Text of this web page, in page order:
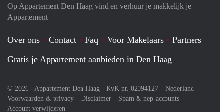
Op Appartement Den Haag vind en verhuur je makkelijk je
Appartement
Over ons Contact Faq Voor Makelaars
Partners
Gratis je Appartement aanbieden in Den Haag
© 2026 - Appartement Den Haag - KvK nr. 02094127 – Nederland
Voorwaarden & privacy
Disclaimer
Spam & nep-accounts
Account verwijderen